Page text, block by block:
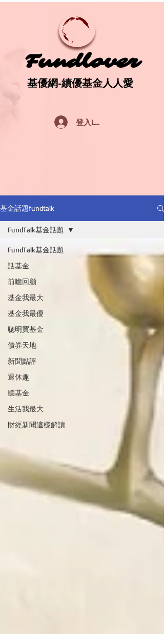
Fundlover
Fundlover
基優網-績優基金人人愛
基優網-績優基金人人愛
登入Log In
基金話題fundtalk
FundTalk基金話題
話基金
前瞻回顧
基金我最大
基金我最優
聰明買基金
債券天地
新聞點評
退休趣
聽基金
生活我最大
財經新聞這樣解讀
FundTalk基金話題